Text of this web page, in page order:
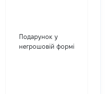
Подарунок у
негрошовій формі